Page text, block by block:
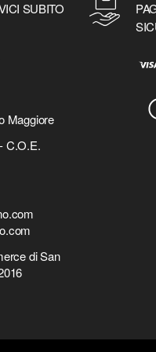
SUBITO
Maggiore
C.O.E.
di San